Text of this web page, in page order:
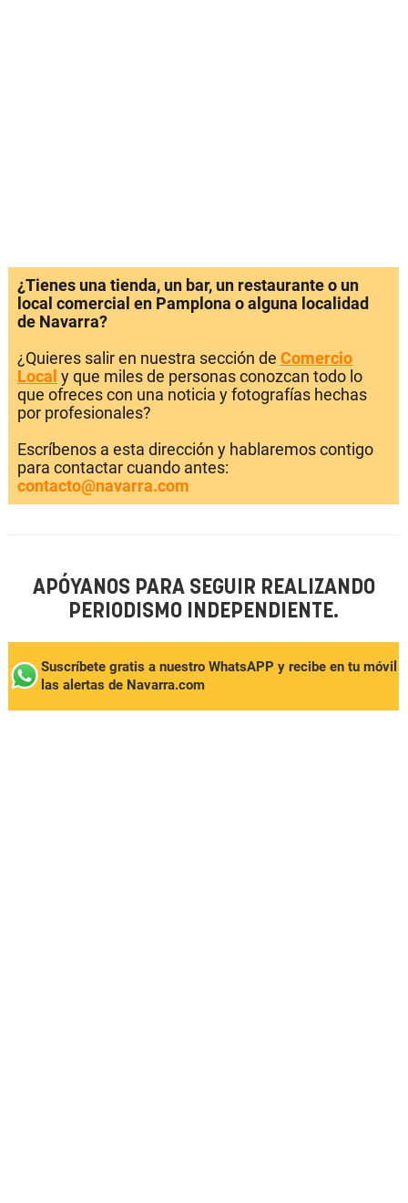
¿Tienes una tienda, un bar, un restaurante o un
local comercial en Pamplona o alguna localidad
de Navarra?
¿Quieres salir en nuestra sección de Comercio
Local y que miles de personas conozcan todo lo
que ofreces con una noticia y fotografías hechas
por profesionales?
Escríbenos a esta dirección y hablaremos contigo
para contactar cuando antes:
contacto@navarra.com
APÓYANOS PARA SEGUIR REALIZANDO
PERIODISMO INDEPENDIENTE.
Suscríbete gratis a nuestro WhatsAPP y recibe en tu móvil
las alertas de Navarra.com